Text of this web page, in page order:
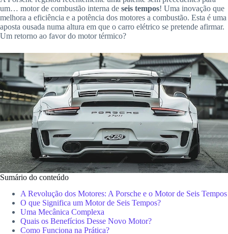
um… motor de combustão interna de seis tempos! Uma inovação que
melhora a eficiência e a potência dos motores a combustão. Esta é uma
aposta ousada numa altura em que o carro elétrico se pretende afirmar.
Um retorno ao favor do motor térmico?
Sumário do conteúdo
A Revolução dos Motores: A Porsche e o Motor de Seis Tempos
O que Significa um Motor de Seis Tempos?
Uma Mecânica Complexa
Quais os Benefícios Desse Novo Motor?
Como Funciona na Prática?